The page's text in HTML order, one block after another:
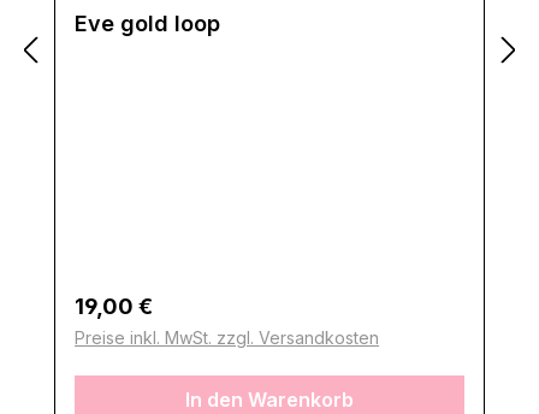
Eve gold loop
Regulärer Preis:
19,00 €
Preise inkl. MwSt. zzgl. Versandkosten
In den Warenkorb